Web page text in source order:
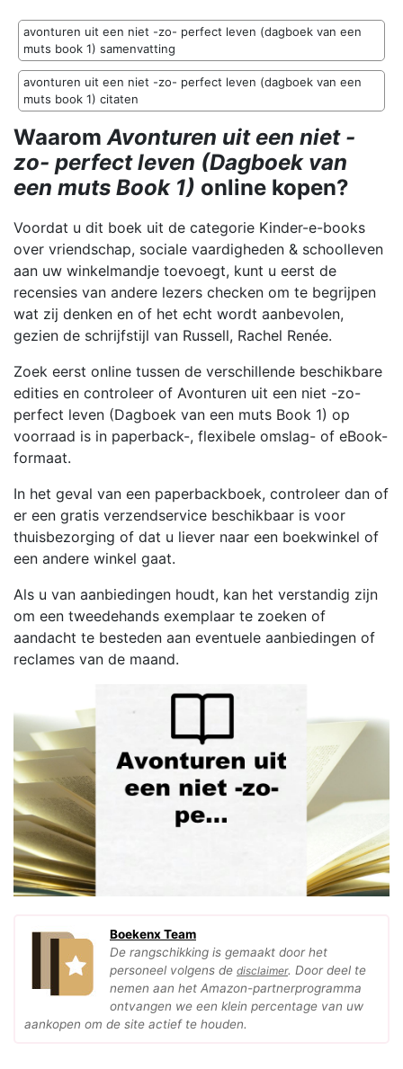
avonturen uit een niet -zo- perfect leven (dagboek van een
muts book 1) samenvatting
avonturen uit een niet -zo- perfect leven (dagboek van een
muts book 1) citaten
WaaromAvonturen uit een niet -
zo- perfect leven (Dagboek van
een muts Book 1) online kopen?
Voordat u dit boek uit de categorie Kinder-e-books
over vriendschap, sociale vaardigheden & schoolleven
aan uw winkelmandje toevoegt, kunt u eerst de
recensies van andere lezers checken om te begrijpen
wat zij denken en of het echt wordt aanbevolen,
gezien de schrijfstijl van Russell, Rachel Renée.
Zoek eerst online tussen de verschillende beschikbare
edities en controleer of Avonturen uit een niet -zo-
perfect leven (Dagboek van een muts Book 1) op
voorraad is in paperback-, flexibele omslag- of eBook-
formaat.
In het geval van een paperbackboek, controleer dan of
er een gratis verzendservice beschikbaar is voor
thuisbezorging of dat u liever naar een boekwinkel of
een andere winkel gaat.
Als u van aanbiedingen houdt, kan het verstandig zijn
om een tweedehands exemplaar te zoeken of
aandacht te besteden aan eventuele aanbiedingen of
reclames van de maand.
Boekenx Team
De rangschikking is gemaakt door het
personeel volgens de disclaimer. Door deel te
nemen aan het Amazon-partnerprogramma
ontvangen we een klein percentage van uw
aankopen om de site actief te houden.